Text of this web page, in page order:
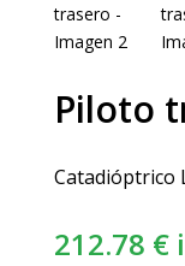
Piloto
Catadióptrico
212.78 €